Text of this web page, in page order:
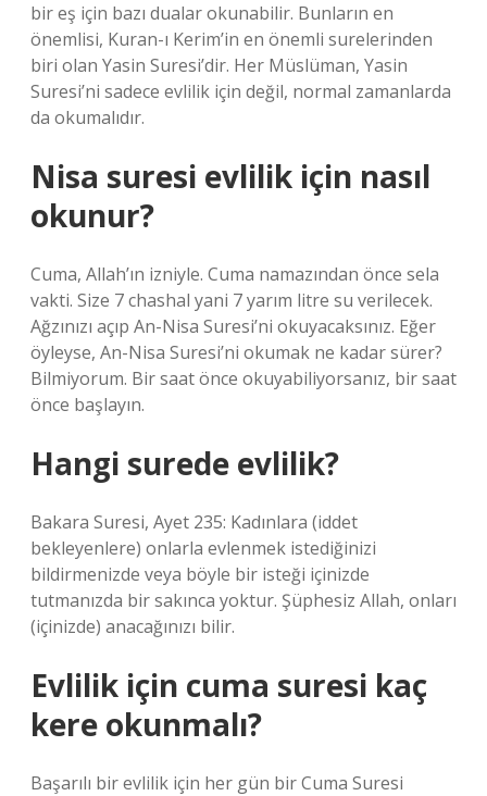
bir eş için bazı dualar okunabilir. Bunların en
önemlisi, Kuran-ı Kerim’in en önemli surelerinden
biri olan Yasin Suresi’dir. Her Müslüman, Yasin
Suresi’ni sadece evlilik için değil, normal zamanlarda
da okumalıdır.
Nisa suresi evlilik için nasıl
okunur?
Cuma, Allah’ın izniyle. Cuma namazından önce sela
vakti. Size 7 chashal yani 7 yarım litre su verilecek.
Ağzınızı açıp An-Nisa Suresi’ni okuyacaksınız. Eğer
öyleyse, An-Nisa Suresi’ni okumak ne kadar sürer?
Bilmiyorum. Bir saat önce okuyabiliyorsanız, bir saat
önce başlayın.
Hangi surede evlilik?
Bakara Suresi, Ayet 235: Kadınlara (iddet
bekleyenlere) onlarla evlenmek istediğinizi
bildirmenizde veya böyle bir isteği içinizde
tutmanızda bir sakınca yoktur. Şüphesiz Allah, onları
(içinizde) anacağınızı bilir.
Evlilik için cuma suresi kaç
kere okunmalı?
Başarılı bir evlilik için her gün bir Cuma Suresi